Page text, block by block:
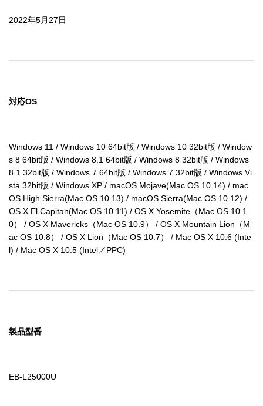
2022年5月27日
対応OS
Windows 11 / Windows 10 64bit版 / Windows 10 32bit版 / Window
s 8 64bit版 / Windows 8.1 64bit版 / Windows 8 32bit版 / Windows
8.1 32bit版 / Windows 7 64bit版 / Windows 7 32bit版 / Windows Vi
sta 32bit版 / Windows XP / macOS Mojave(Mac OS 10.14) / mac
OS High Sierra(Mac OS 10.13) / macOS Sierra(Mac OS 10.12) /
OS X El Capitan(Mac OS 10.11) / OS X Yosemite（Mac OS 10.1
0） / OS X Mavericks（Mac OS 10.9） / OS X Mountain Lion（M
ac OS 10.8） / OS X Lion（Mac OS 10.7） / Mac OS X 10.6 (Inte
l) / Mac OS X 10.5 (Intel／PPC)
製品型番
EB-L25000U